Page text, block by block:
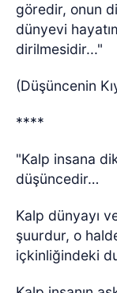
göredir, onun
dünyevi
dirilmesidir..."
(Düşüncenin
****
"Kalp insana
düşüncedir…
Kalp dünyayı
şuurdur, o
içkinliğindeki